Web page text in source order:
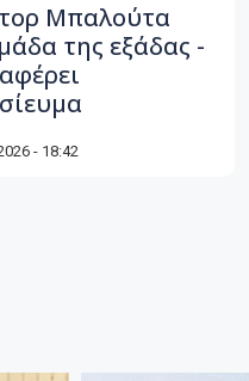
Μπαλούτα
της εξάδας -
- 18:42